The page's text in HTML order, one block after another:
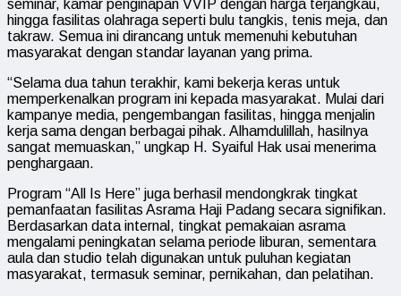
seminar, kamar penginapan VVIP dengan harga terjangkau,
hingga fasilitas olahraga seperti bulu tangkis, tenis meja, dan
takraw. Semua ini dirancang untuk memenuhi kebutuhan
masyarakat dengan standar layanan yang prima.
“Selama dua tahun terakhir, kami bekerja keras untuk
memperkenalkan program ini kepada masyarakat. Mulai dari
kampanye media, pengembangan fasilitas, hingga menjalin
kerja sama dengan berbagai pihak. Alhamdulillah, hasilnya
sangat memuaskan,” ungkap H. Syaiful Hak usai menerima
penghargaan.
Program “All Is Here” juga berhasil mendongkrak tingkat
pemanfaatan fasilitas Asrama Haji Padang secara signifikan.
Berdasarkan data internal, tingkat pemakaian asrama
mengalami peningkatan selama periode liburan, sementara
aula dan studio telah digunakan untuk puluhan kegiatan
masyarakat, termasuk seminar, pernikahan, dan pelatihan.